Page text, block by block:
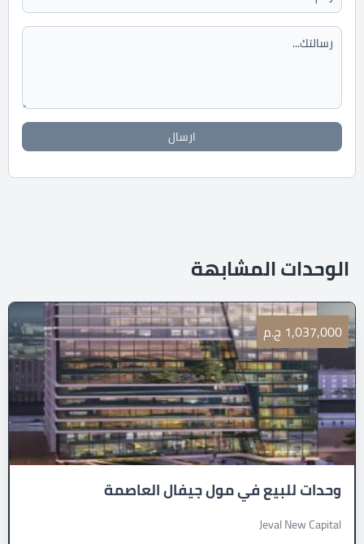
ارسال
الوحدات المشابهة
1,037,000 ج.م
وحدات للبيع في مول جيفال العاصمة
Jeval New Capital